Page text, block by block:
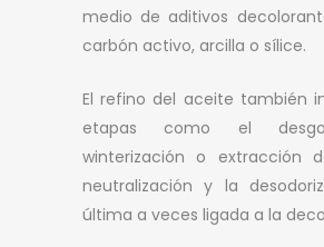
medio de aditivos
carbón activo, arcilla o sílice.
El refino del aceite también
etapas como el
winterización o extracción
neutralización y la
última a veces ligada a la